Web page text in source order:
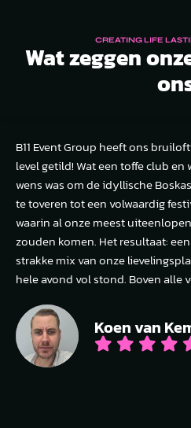
CREATING LIFE
Wat zeggen
B11 Event Group heeft ons
level getild! Wat een toffe club en
wens was om de idyllische
te toveren tot een volwaardig
waarin al onze meest
zouden komen. Het resultaat:
strakke mix van onze
hele avond vol stond. Boven alle
Koen van